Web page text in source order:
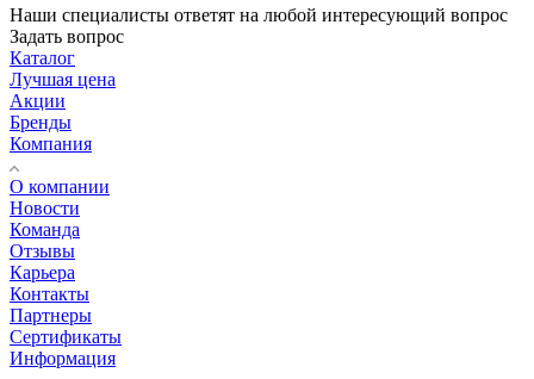
Наши специалисты ответят на любой интересующий вопрос
Задать вопрос
Каталог
Лучшая цена
Акции
Бренды
Компания
О компании
Новости
Команда
Отзывы
Карьера
Контакты
Партнеры
Сертификаты
Информация